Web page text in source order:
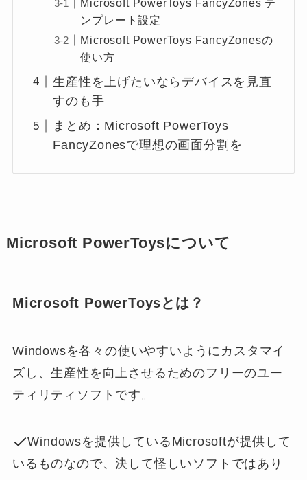
ンプレート設定
Microsoft PowerToys FancyZonesの
使い方
生産性を上げたいならデバイスを見直
すのも手
まとめ：Microsoft PowerToys
FancyZonesで理想の画面分割を
Microsoft PowerToysについて
Microsoft PowerToysとは？
Windowsを各々の使いやすいようにカスタマイ
ズし、生産性を向上させるためのフリーのユー
ティリティソフトです。
Windowsを提供しているMicrosoftが提供して
いるものなので、決して怪しいソフトではあり